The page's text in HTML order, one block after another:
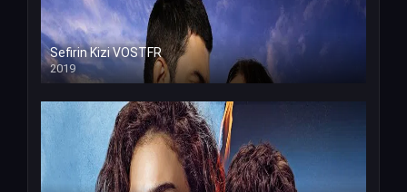
Sefirin Kizi VOSTFR
2019